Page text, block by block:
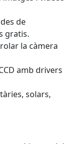
de
gratis.
la càmera
amb drivers
solars,